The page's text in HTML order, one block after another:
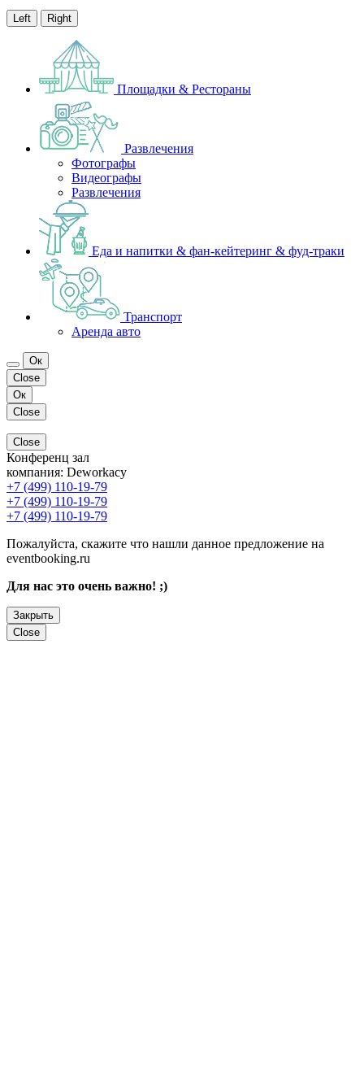
Left Right
Площадки & Рестораны
Развлечения
Фотографы
Видеографы
Развлечения
Еда и напитки & фан-кейтеринг & фуд-траки
Транспорт
Аренда авто
Ок
Close
Ок
Close
Close
Конференц зал
компания: Deworkacy
+7 (499) 110-19-79
+7 (499) 110-19-79
+7 (499) 110-19-79
Пожалуйста, скажите что нашли данное предложение на
eventbooking.ru
Для нас это очень важно! ;)
Закрыть
Close